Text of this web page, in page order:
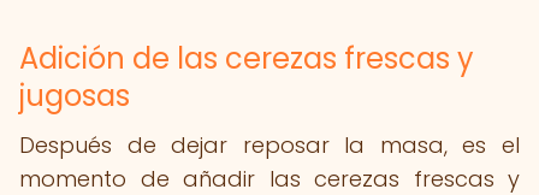
Adición de las cerezas frescas y
jugosas
Después de dejar reposar la masa, es el
momento de añadir las cerezas frescas y